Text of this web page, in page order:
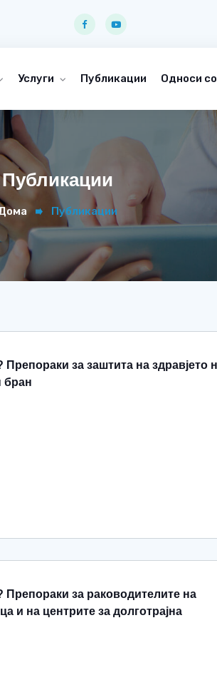
Услуги Публикации Односи
Публикации
Публикации
за заштита на здравјето
бран
за раководителите на
и на центрите за долготрајна